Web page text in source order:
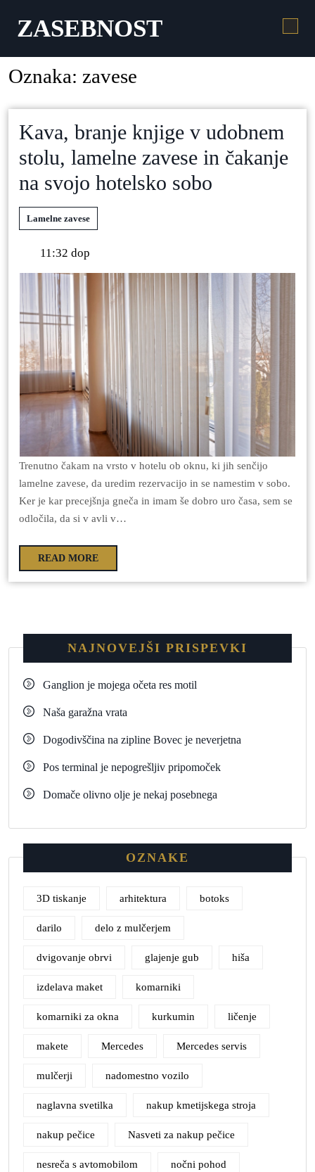
ZASEBNOST
Oznaka: zavese
Kava, branje knjige v udobnem
stolu, lamelne zavese in čakanje
na svojo hotelsko sobo
Lamelne zavese
11:32 dop
Trenutno čakam na vrsto v hotelu ob oknu, ki jih senčijo
lamelne zavese, da uredim rezervacijo in se namestim v sobo.
Ker je kar precejšnja gneča in imam še dobro uro časa, sem se
odločila, da si v avli v…
READ MORE
NAJNOVEJŠI PRISPEVKI
Ganglion je mojega očeta res motil
Naša garažna vrata
Dogodivščina na zipline Bovec je neverjetna
Pos terminal je nepogrešljiv pripomoček
Domače olivno olje je nekaj posebnega
OZNAKE
3D tiskanje arhitektura botoks
darilo delo z mulčerjem
dvigovanje obrvi glajenje gub hiša
izdelava maket komarniki
komarniki za okna kurkumin ličenje
makete Mercedes Mercedes servis
mulčerji nadomestno vozilo
naglavna svetilka nakup kmetijskega stroja
nakup pečice Nasveti za nakup pečice
nesreča s avtomobilom nočni pohod